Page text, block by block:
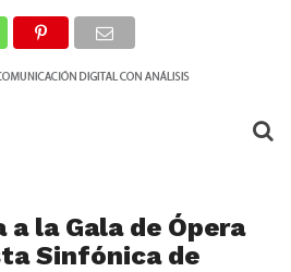
la Gala de Ópera
Sinfónica de